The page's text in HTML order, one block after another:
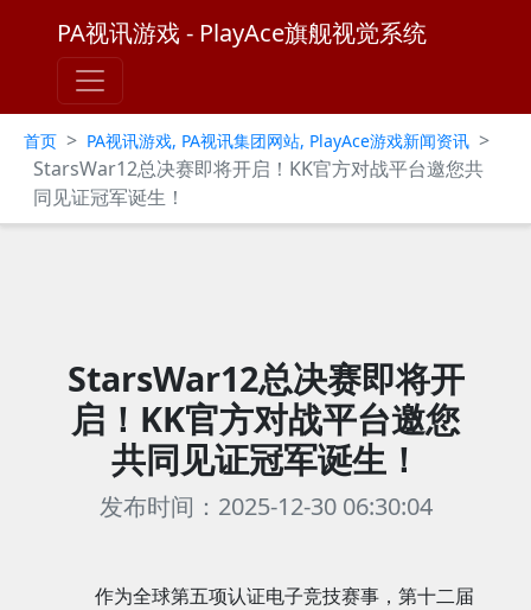
PA视讯游戏 - PlayAce旗舰视觉系统
首页 > PA视讯游戏, PA视讯集团网站, PlayAce游戏新闻资讯 >
StarsWar12总决赛即将开启！KK官方对战平台邀您共
同见证冠军诞生！
StarsWar12总决赛即将开
启！KK官方对战平台邀您
共同见证冠军诞生！
发布时间：2025-12-30 06:30:04
作为全球第五项认证电子竞技赛事，第十二届